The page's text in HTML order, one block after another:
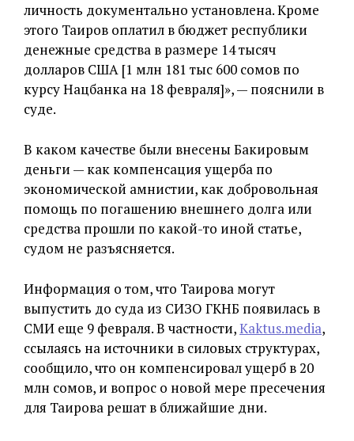
личность документально установлена. Кроме
этого Таиров оплатил в бюджет республики
денежные средства в размере 14 тысяч
долларов США [1 млн 181 тыс 600 сомов по
курсу Нацбанка на 18 февраля]», — пояснили в
суде.
В каком качестве были внесены Бакировым
деньги — как компенсация ущерба по
экономической амнистии, как добровольная
помощь по погашению внешнего долга или
средства прошли по какой-то иной статье,
судом не разъясняется.
Информация о том, что Таирова могут
выпустить до суда из СИЗО ГКНБ появилась в
СМИ еще 9 февраля. В частности,Kaktus.media,
ссылаясь на источники в силовых структурах,
сообщило, что он компенсировал ущерб в 20
млн сомов, и вопрос о новой мере пресечения
для Таирова решат в ближайшие дни.